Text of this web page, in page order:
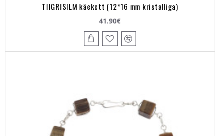
TIIGRISILM käekett (12*16 mm kristalliga)
41.90€